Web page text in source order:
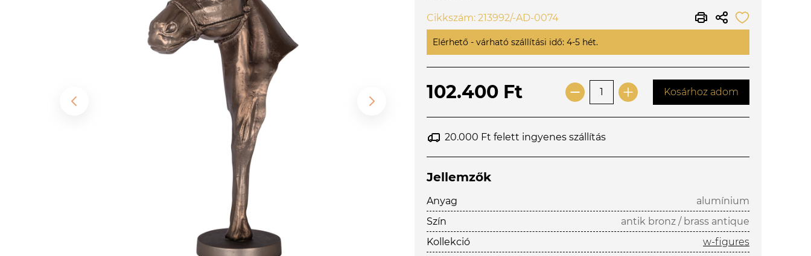
Cikkszám: 213992/-AD-0074
Elérhető - várható szállítási idő: 4-5 hét.
102.400 Ft Kosárhoz adom
20.000 Ft felett ingyenes szállítás
Jellemzők
Anyag
alumínium
Szín
antik bronz / brass antique
Kollekció
w-figures